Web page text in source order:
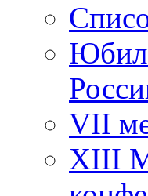
VII
XIII